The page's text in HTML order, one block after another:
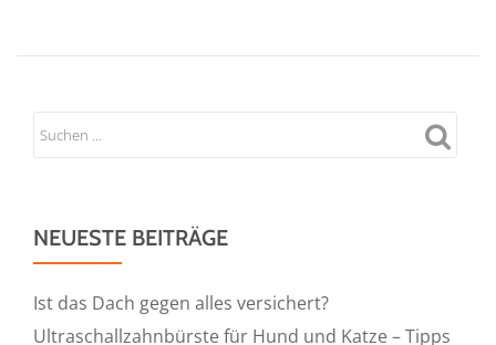
NEUESTE BEITRÄGE
Ist das Dach gegen alles versichert?
Ultraschallzahnbürste für Hund und Katze – Tipps